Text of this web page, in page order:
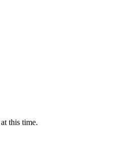
this time.